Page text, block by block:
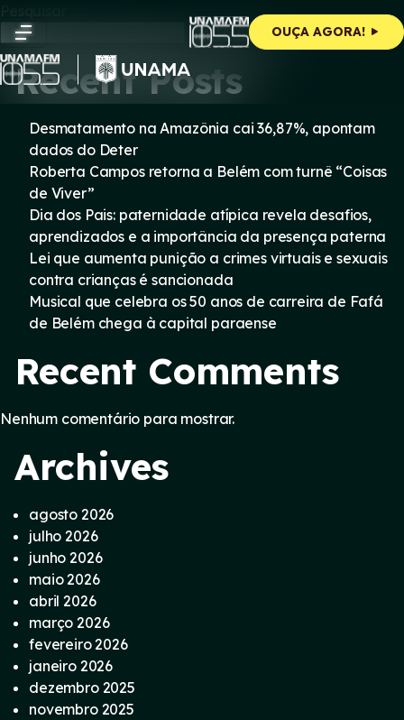
content
OUÇA AGORA!
Pesquisar
Pesquisar
Recent Posts
Desmatamento na Amazônia cai 36,87%, apontam
dados do Deter
Roberta Campos retorna a Belém com turnê “Coisas
de Viver”
Dia dos Pais: paternidade atípica revela desafios,
aprendizados e a importância da presença paterna
Lei que aumenta punição a crimes virtuais e sexuais
contra crianças é sancionada
Musical que celebra os 50 anos de carreira de Fafá
de Belém chega à capital paraense
Recent Comments
Nenhum comentário para mostrar.
Archives
agosto 2026
julho 2026
junho 2026
maio 2026
abril 2026
março 2026
fevereiro 2026
janeiro 2026
dezembro 2025
novembro 2025